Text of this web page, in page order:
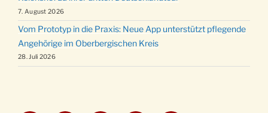
7. August 2026
Vom Prototyp in die Praxis: Neue App unterstützt pflegende
Angehörige im Oberbergischen Kreis
28. Juli 2026